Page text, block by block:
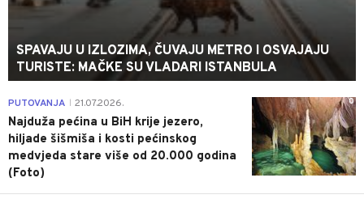
SPAVAJU U IZLOZIMA, ČUVAJU METRO I OSVAJAJU
TURISTE: MAČKE SU VLADARI ISTANBULA
0
PUTOVANJA 21.07.2026.
Najduža pećina u BiH krije jezero,
hiljade šišmiša i kosti pećinskog
medvjeda stare više od 20.000 godina
(Foto)